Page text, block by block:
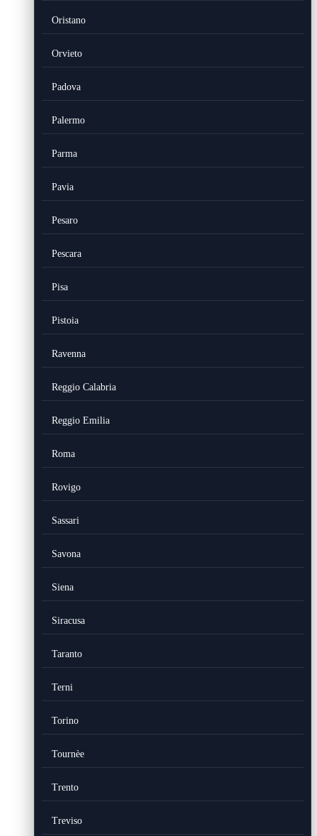
Oristano
Orvieto
Padova
Palermo
Parma
Pavia
Pesaro
Pescara
Pisa
Pistoia
Ravenna
Reggio Calabria
Reggio Emilia
Roma
Rovigo
Sassari
Savona
Siena
Siracusa
Taranto
Terni
Torino
Tournèe
Trento
Treviso